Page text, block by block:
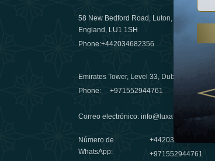
58 New Bedford Road, Luton,
England, LU1 1SH
Phone:+442034682356
Emirates Tower, Level 33, Dubai, UAE
Phone:+971552944761
Correo electrónico:info@luxafar.com
Número de
WhatsApp:
+442034682356
+971552944761